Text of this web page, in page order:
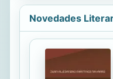
para
más
Novedades